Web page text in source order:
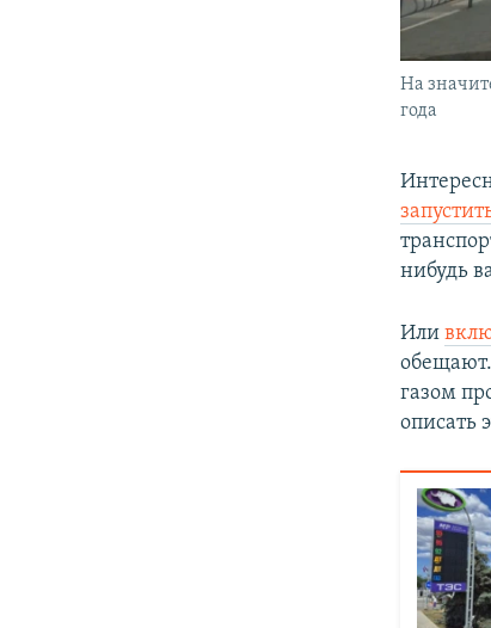
На
года
нибудь
Или
обещают.
газом
описать